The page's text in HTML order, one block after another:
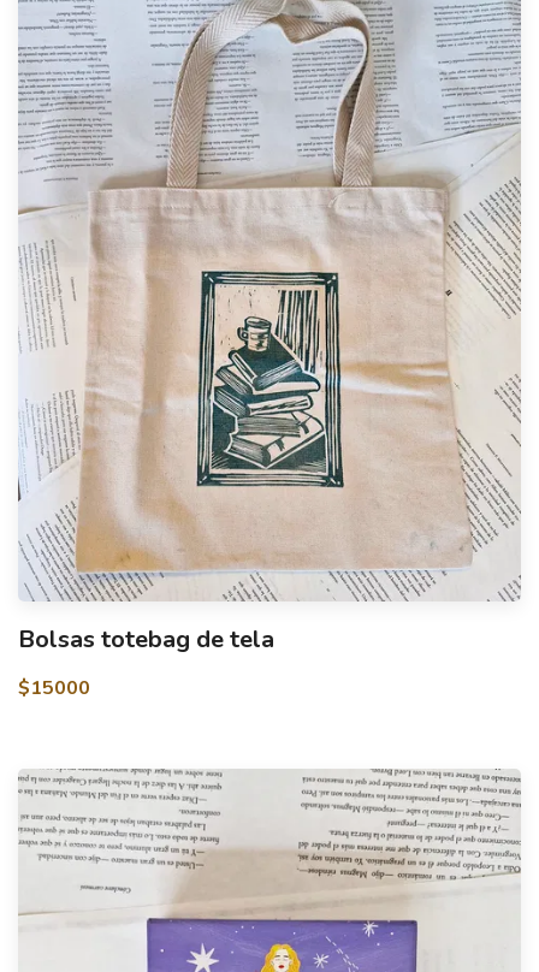
Bolsas totebag de tela
$15000